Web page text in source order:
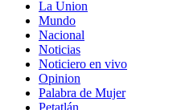
La Union
Mundo
Nacional
Noticias
Noticiero en vivo
Opinion
Palabra de Mujer